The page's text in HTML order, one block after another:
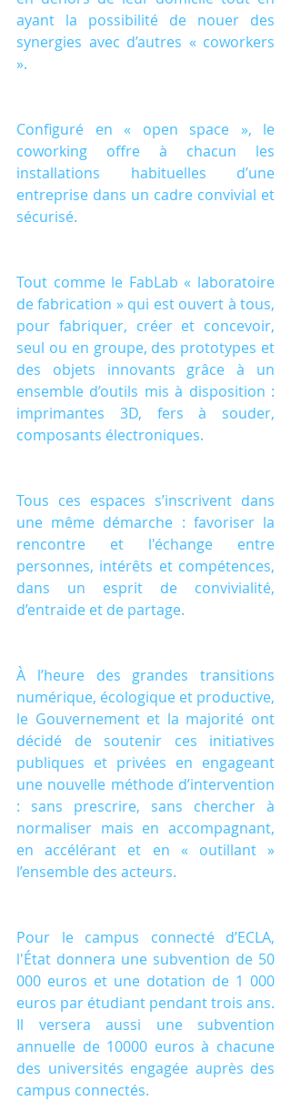
ayant la possibilité de nouer des
synergies avec d’autres « coworkers
».
Configuré en « open space », le
coworking offre à chacun les
installations habituelles d’une
entreprise dans un cadre convivial et
sécurisé.
Tout comme le FabLab « laboratoire
de fabrication » qui est ouvert à tous,
pour fabriquer, créer et concevoir,
seul ou en groupe, des prototypes et
des objets innovants grâce à un
ensemble d’outils mis à disposition :
imprimantes 3D, fers à souder,
composants électroniques.
Tous ces espaces s’inscrivent dans
une même démarche : favoriser la
rencontre et l'échange entre
personnes, intérêts et compétences,
dans un esprit de convivialité,
d’entraide et de partage.
À l’heure des grandes transitions
numérique, écologique et productive,
le Gouvernement et la majorité ont
décidé de soutenir ces initiatives
publiques et privées en engageant
une nouvelle méthode d’intervention
: sans prescrire, sans chercher à
normaliser mais en accompagnant,
en accélérant et en « outillant »
l’ensemble des acteurs.
Pour le campus connecté d’ECLA,
l'État donnera une subvention de 50
000 euros et une dotation de 1 000
euros par étudiant pendant trois ans.
Il versera aussi une subvention
annuelle de 10000 euros à chacune
des universités engagée auprès des
campus connectés.